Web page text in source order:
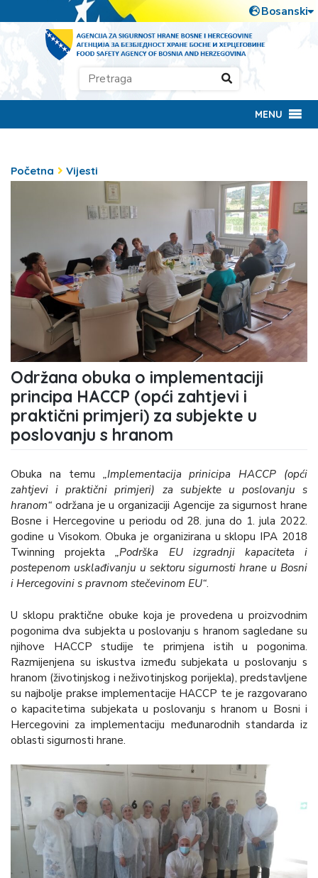
MENU
Početna Vijesti
Održana obuka o implementaciji
principa HACCP (opći zahtjevi i
praktični primjeri) za subjekte u
poslovanju s hranom
Obuka na temu „Implementacija prinicipa HACCP (opći
zahtjevi i praktični primjeri) za subjekte u poslovanju s
hranom“ održana je u organizaciji Agencije za sigurnost hrane
Bosne i Hercegovine u periodu od 28. juna do 1. jula 2022.
godine u Visokom. Obuka je organizirana u sklopu IPA 2018
Twinning projekta„Podrška EU izgradnji kapaciteta i
postepenom usklađivanju u sektoru sigurnosti hrane u Bosni
i Hercegovini s pravnom stečevinom EU“.
U sklopu praktične obuke koja je provedena u proizvodnim
pogonima dva subjekta u poslovanju s hranom sagledane su
njihove HACCP studije te primjena istih u pogonima.
Razmijenjena su iskustva između subjekata u poslovanju s
hranom (životinjskog i neživotinjskog porijekla), predstavljene
su najbolje prakse implementacije HACCP te je razgovarano
o kapacitetima subjekata u poslovanju s hranom u Bosni i
Hercegovini za implementaciju međunarodnih standarda iz
oblasti sigurnosti hrane.